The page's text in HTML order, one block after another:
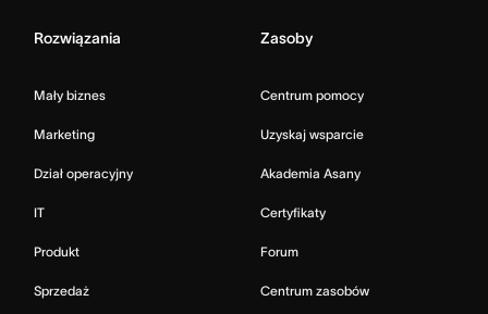
Rozwiązania
Mały biznes
Marketing
Dział operacyjny
IT
Produkt
Sprzedaż
Zasoby
Centrum pomocy
Uzyskaj wsparcie
Akademia Asany
Certyfikaty
Forum
Centrum zasobów